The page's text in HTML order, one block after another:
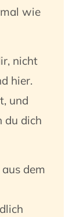
wie
nicht
hier.
und
du dich
dem